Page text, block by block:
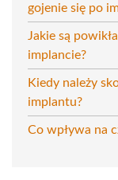
gojenie się po
Jakie są
implancie?
Kiedy należy
implantu?
Co wpływa na